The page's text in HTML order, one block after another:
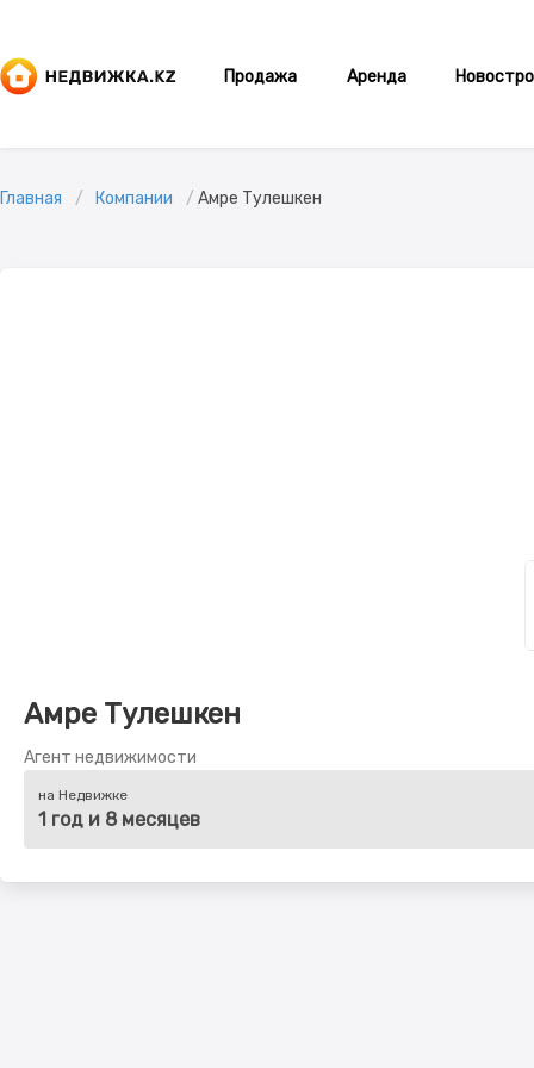
Продажа Аренда
Главная Компании Амре Тулешкен
Амре Тулешкен
Агент недвижимости
на Недвижке
1 год и 8 месяцев